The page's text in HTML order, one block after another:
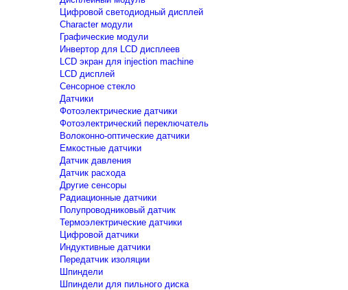
Цифровой светодиодный дисплей
Сharacter модули
Графические модули
Инвертор для LCD дисплеев
LCD экран для injection machine
LCD дисплей
Сенсорное стекло
Датчики
Фотоэлектрические датчики
Фотоэлектрический переключатель
Волоконно-оптические датчики
Емкостные датчики
Датчик давления
Датчик расхода
Другие сенсоры
Радиационные датчики
Полупроводниковый датчик
Термоэлектрические датчики
Цифровой датчики
Индуктивные датчики
Передатчик изоляции
Шпиндели
Шпиндели для пильного диска